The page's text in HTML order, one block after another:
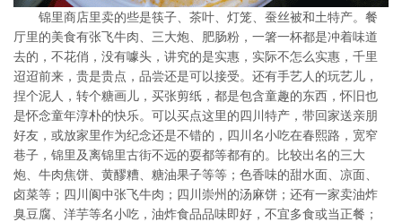
锦里商店里卖的些是筷子、茶叶、灯笼、蚕丝被和土特产。餐
厅里的美食有张飞牛肉、三大炮、肥肠粉，一箸一杯都是冲着味道
去的，不花俏，没有噱头，讲究的是实惠，实际不怎么实惠，千里
迢迢前来，贵是贵点，品尝还是可以接受。还有手艺人的玩艺儿，
捏个泥人，转个糖画儿，买张剪纸，都是包含童趣的东西，怀旧也
是怀念童年淳朴的快乐。可以买点这里的四川特产，带回家送亲朋
好友，或放家里作为纪念还是不错的，四川名小吃在春熙路，宽窄
巷子，锦里及离锦里古街不远的耍都等都有的。比较出名的三大
炮、牛肉焦饼、黄醪糟、糖油果子等等；色香味的甜水面、凉面、
卤菜等；四川阆中张飞牛肉；四川崇州的汤麻饼；还有一家卖油炸
臭豆腐、洋芋等名小吃，油炸食品品味即好，不宜多食或当正餐；